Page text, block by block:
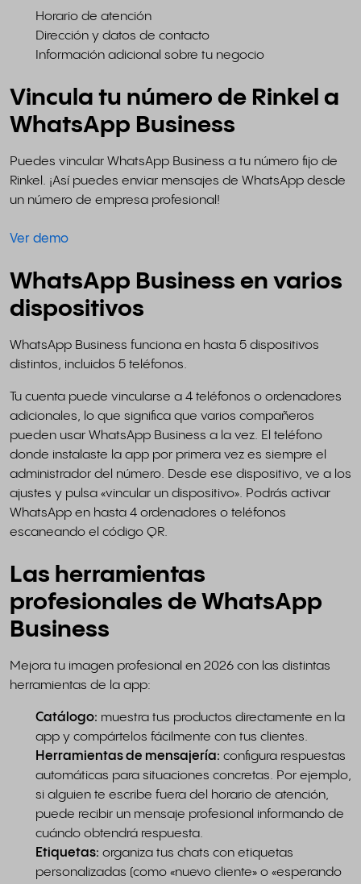
Horario de atención
Dirección y datos de contacto
Información adicional sobre tu negocio
Vincula tu número de Rinkel a
WhatsApp Business
Puedes vincular WhatsApp Business a tu número fijo de
Rinkel. ¡Así puedes enviar mensajes de WhatsApp desde
un número de empresa profesional!
Ver demo
WhatsApp Business en varios
dispositivos
WhatsApp Business funciona en hasta 5 dispositivos
distintos, incluidos 5 teléfonos.
Tu cuenta puede vincularse a 4 teléfonos o ordenadores
adicionales, lo que significa que varios compañeros
pueden usar WhatsApp Business a la vez. El teléfono
donde instalaste la app por primera vez es siempre el
administrador del número. Desde ese dispositivo, ve a los
ajustes y pulsa «vincular un dispositivo». Podrás activar
WhatsApp en hasta 4 ordenadores o teléfonos
escaneando el código QR.
Las herramientas
profesionales de WhatsApp
Business
Mejora tu imagen profesional en 2026 con las distintas
herramientas de la app:
Catálogo: muestra tus productos directamente en la
app y compártelos fácilmente con tus clientes.
Herramientas de mensajería: configura respuestas
automáticas para situaciones concretas. Por ejemplo,
si alguien te escribe fuera del horario de atención,
puede recibir un mensaje profesional informando de
cuándo obtendrá respuesta.
Etiquetas: organiza tus chats con etiquetas
personalizadas (como «nuevo cliente» o «esperando